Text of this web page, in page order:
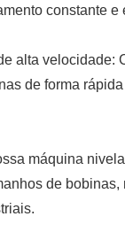
constante e
alta velocidade:
de forma
máquina
de